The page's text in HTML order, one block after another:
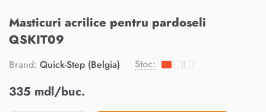
Masticuri acrilice pentru pardoseli
QSKIT09
Brand: Quick-Step (Belgia) Stoc:
335 mdl/buc.